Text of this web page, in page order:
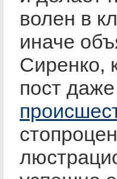
волен в
иначе
Сиренко,
пост